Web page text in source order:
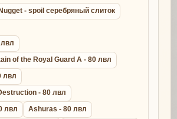
- spoil серебряный слиток
of the Royal Guard A - 80 лвл
лвл
- 80 лвл
лвл
Ashuras - 80 лвл